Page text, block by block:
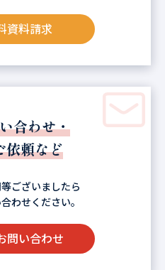
資料請求
合わせ・
依頼など
ございましたら
わせください。
問い合わせ